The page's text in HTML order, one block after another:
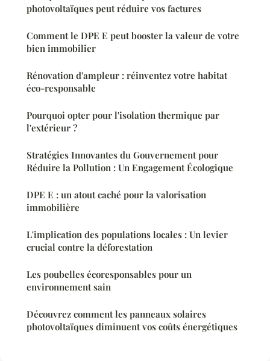
photovoltaïques peut réduire vos factures
Comment le DPE E peut booster la valeur de votre
bien immobilier
Rénovation d'ampleur : réinventez votre habitat
éco-responsable
Pourquoi opter pour l'isolation thermique par
l'extérieur ?
Stratégies Innovantes du Gouvernement pour
Réduire la Pollution : Un Engagement Écologique
DPE E : un atout caché pour la valorisation
immobilière
L'implication des populations locales : Un levier
crucial contre la déforestation
Les poubelles écoresponsables pour un
environnement sain
Découvrez comment les panneaux solaires
photovoltaïques diminuent vos coûts énergétiques